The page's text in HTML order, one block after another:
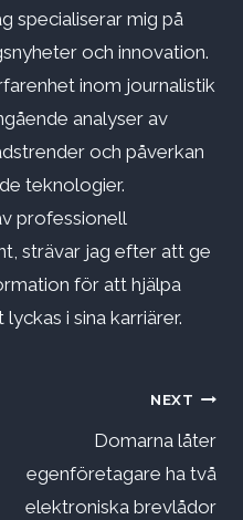
specialiserar mig på
och innovation.
inom journalistik
analyser av
och påverkan
teknologier.
professionell
strävar jag efter att ge
för att hjälpa
i sina karriärer.
NEXT
Domarna låter
egenföretagare ha två
elektroniska brevlådor